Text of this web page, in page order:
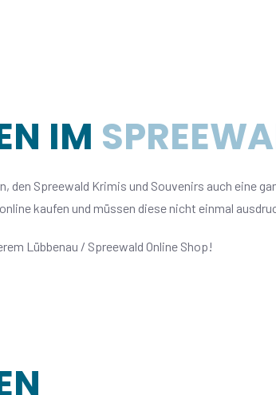
IM
Spreewald Krimis und Souvenirs auch eine
kaufen und müssen diese nicht einmal
Lübbenau / Spreewald Online Shop!